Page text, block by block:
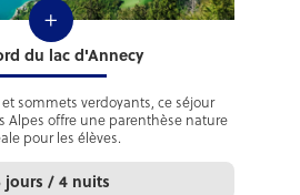
+
du lac d'Annecy
sommets verdoyants, ce séjour
Alpes offre une parenthèse nature
pour les élèves.
jours / 4 nuits